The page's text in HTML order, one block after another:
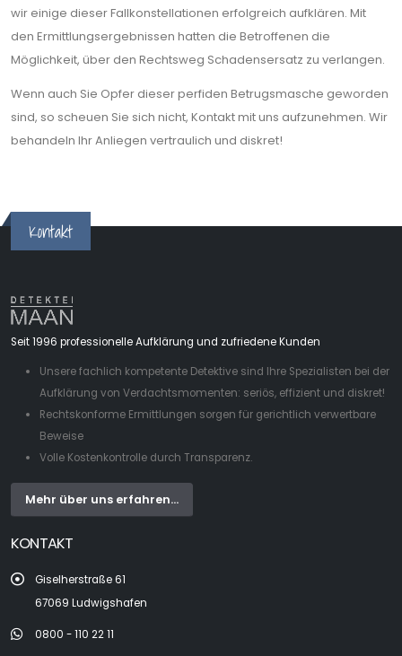
wir einige dieser Fallkonstellationen erfolgreich aufklären. Mit
den Ermittlungsergebnissen hatten die Betroffenen die
Möglichkeit, über den Rechtsweg Schadensersatz zu verlangen.
Wenn auch Sie Opfer dieser perfiden Betrugsmasche geworden
sind, so scheuen Sie sich nicht, Kontakt mit uns aufzunehmen. Wir
behandeln Ihr Anliegen vertraulich und diskret!
Kontakt
Seit 1996 professionelle Aufklärung und zufriedene Kunden
Unsere fachlich kompetente Detektive sind Ihre Spezialisten bei der
Aufklärung von Verdachtsmomenten: seriös, effizient und diskret!
Rechtskonforme Ermittlungen sorgen für gerichtlich verwertbare
Beweise
Volle Kostenkontrolle durch Transparenz.
Mehr über uns erfahren...
KONTAKT
Giselherstraße 61
67069 Ludwigshafen
0800 - 110 22 11